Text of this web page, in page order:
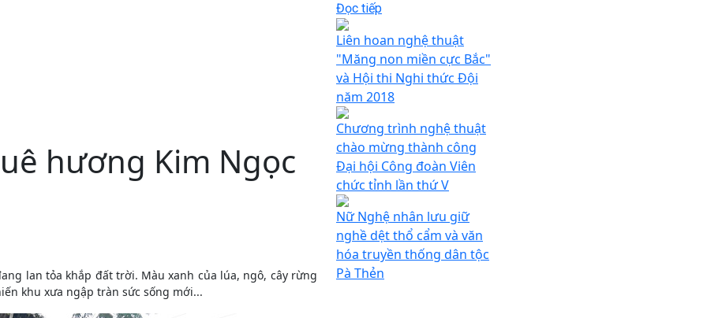
hương Kim Ngọc
lan tỏa khắp đất trời. Màu xanh của lúa, ngô, cây rừng
khu xưa ngập tràn sức sống mới...
Đọc tiếp
Liên hoan nghệ thuật
"Măng non miền cực Bắc"
và Hội thi Nghi thức Đội
năm 2018
Chương trình nghệ thuật
chào mừng thành công
Đại hội Công đoàn Viên
chức tỉnh lần thứ V
Nữ Nghệ nhân lưu giữ
nghề dệt thổ cẩm và văn
hóa truyền thống dân tộc
Pà Thẻn